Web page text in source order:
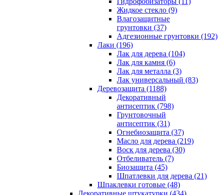
Жидкое стекло (9)
Влагозащитные
грунтовки (37)
Адгезионные грунтовки (192)
Лаки (196)
Лак для дерева (104)
Лак для камня (6)
Лак для металла (3)
Лак универсальный (83)
Деревозащита (1188)
Декоративный
антисептик (798)
Грунтовочный
антисептик (31)
Огнебиозащита (37)
Масло для дерева (219)
Воск для дерева (30)
Отбеливатель (7)
Биозащита (45)
Шпатлевки для дерева (21)
Шпаклевки готовые (48)
Декоративные штукатурки (434)